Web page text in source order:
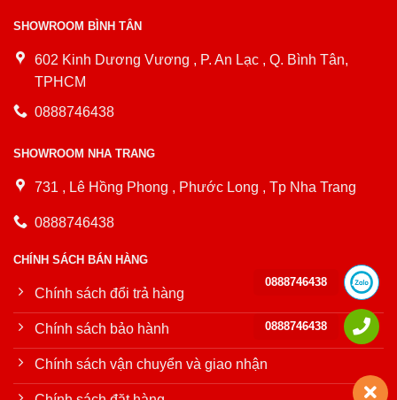
SHOWROOM BÌNH TÂN
602 Kinh Dương Vương , P. An Lạc , Q. Bình Tân,
TPHCM
0888746438
SHOWROOM NHA TRANG
731 , Lê Hồng Phong , Phước Long , Tp Nha Trang
0888746438
CHÍNH SÁCH BÁN HÀNG
Chính sách đổi trả hàng
Chính sách bảo hành
Chính sách vận chuyển và giao nhận
0888746438
0888746438